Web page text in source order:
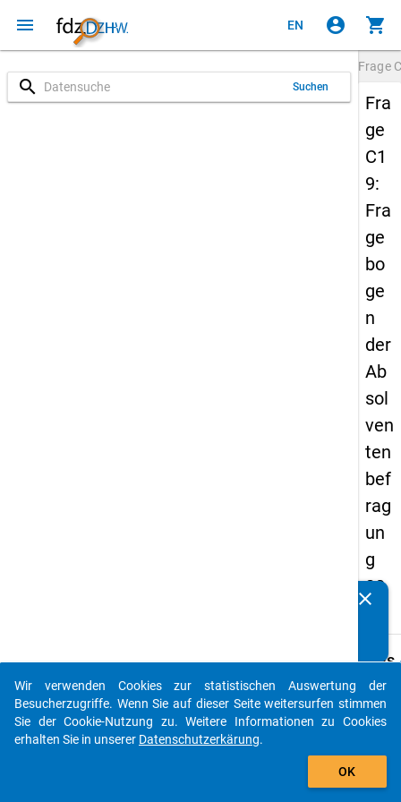
menu EN account_circle shopping_cart
search Suchen
Frage
Fra
ge
C1
9:
Fra
ge
bo
ge
n
der
Ab
sol
ven
ten
bef
rag
un
g
20
Details
C19
An
haben
clear
auto_stories
add_shopping_cart
Wir verwenden Cookies zur statistischen Auswertung der
Besucherzugriffe. Wenn Sie auf dieser Seite weitersurfen stimmen
Sie der Cookie-Nutzung zu. Weitere Informationen zu Cookies
erhalten Sie in unserer Datenschutzerkärung.
OK